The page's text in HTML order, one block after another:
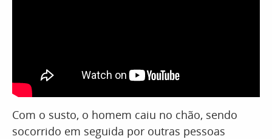
Com o susto, o homem caiu no chão, sendo
socorrido em seguida por outras pessoas